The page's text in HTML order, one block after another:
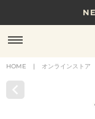
8/17(月)10
贈る相手やシ
HOME | オンラインストア